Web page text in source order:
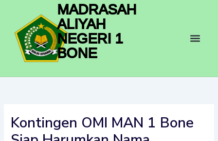
content
MADRASAH
ALIYAH
NEGERI 1
BONE
Kontingen OMI MAN 1 Bone